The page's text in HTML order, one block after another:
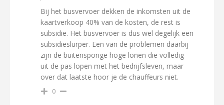
Bij het busvervoer dekken de inkomsten uit de
kaartverkoop 40% van de kosten, de rest is
subsidie. Het busvervoer is dus wel degelijk een
subsidieslurper. Een van de problemen daarbij
zijn de buitensporige hoge lonen die volledig
uit de pas lopen met het bedrijfsleven, maar
over dat laatste hoor je de chauffeurs niet.
0